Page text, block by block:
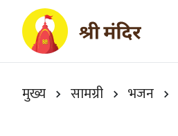
मुख्य सामग्री भजन